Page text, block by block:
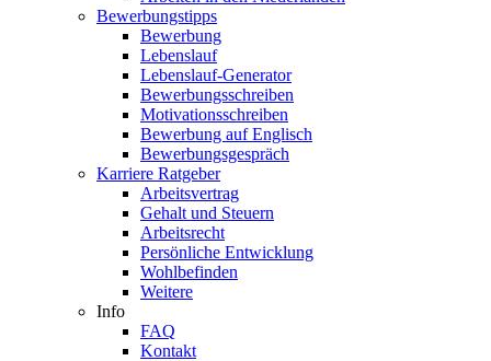
Bewerbungstipps
Bewerbung
Lebenslauf
Lebenslauf-Generator
Bewerbungsschreiben
Motivationsschreiben
Bewerbung auf Englisch
Bewerbungsgespräch
Karriere Ratgeber
Arbeitsvertrag
Gehalt und Steuern
Arbeitsrecht
Persönliche Entwicklung
Wohlbefinden
Weitere
Info
FAQ
Kontakt